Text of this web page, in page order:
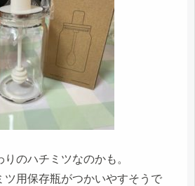
のハチミツなのかも。
ツ用保存瓶がつかいやすそうで